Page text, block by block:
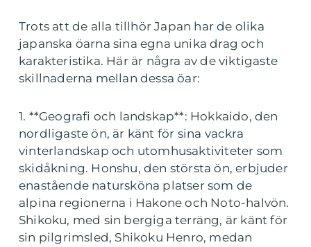
Trots att de alla tillhör Japan har de olika
japanska öarna sina egna unika drag och
karakteristika. Här är några av de viktigaste
skillnaderna mellan dessa öar:
1. **Geografi och landskap**: Hokkaido, den
nordligaste ön, är känt för sina vackra
vinterlandskap och utomhusaktiviteter som
skidåkning. Honshu, den största ön, erbjuder
enastående natursköna platser som de
alpina regionerna i Hakone och Noto-halvön.
Shikoku, med sin bergiga terräng, är känt för
sin pilgrimsled, Shikoku Henro, medan